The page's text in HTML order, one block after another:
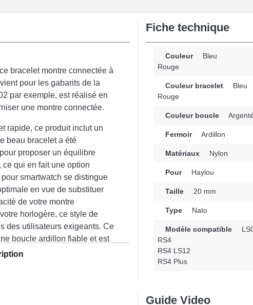
bracelet montre connectée à
pour les gabarits de la
par exemple, est réalisé en
une montre connectée.
rapide, ce produit inclut un
beau bracelet a été
proposer un équilibre
qui en fait une option
smartwatch se distingue
en vue de substituer
de votre montre
horlogère, ce style de
des utilisateurs exigeants. Ce
boucle ardillon fiable et est
LS12 et beaucoup
fabrication précise, cet
Fiche technique
Couleur
Bleu
Rouge
Couleur bracelet
Bleu
Rouge
Couleur boucle
Fermoir Ardillon
Matériaux Nylon
Pour Haylou
Taille 20 mm
Type Nato
Modèle compatible
RS4
RS4 LS12
RS4 Plus
Guide Video